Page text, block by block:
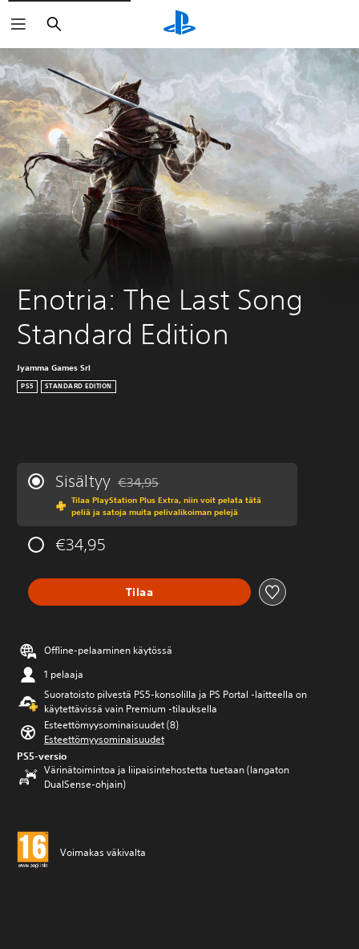
Haku
Enotria: The Last Song
Standard Edition
Jyamma Games Srl
PS5 STANDARD EDITION
Sisältyy Alennettu alkuperäisestä hinnasta €34,95
€34,95
Tilaa PlayStation Plus Extra, niin voit pelata tätä
peliä ja satoja muita pelivalikoiman pelejä
€34,95
Tilaa
Offline-pelaaminen käytössä
1 pelaaja
Suoratoisto pilvestä PS5-konsolilla ja PS Portal ‑laitteella on
käytettävissä vain Premium ‑tilauksella
Esteettömyysominaisuudet (8)
Esteettömyysominaisuudet
PS5-versio
Värinätoimintoa ja liipaisintehostetta tuetaan (langaton
DualSense-ohjain)
Voimakas väkivalta